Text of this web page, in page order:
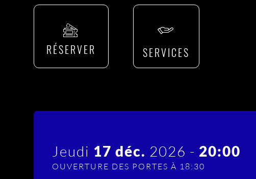
RÉSERVER SERVICES
Jeudi 17 déc. 2026 - 20:00
OUVERTURE DES PORTES À 18:30